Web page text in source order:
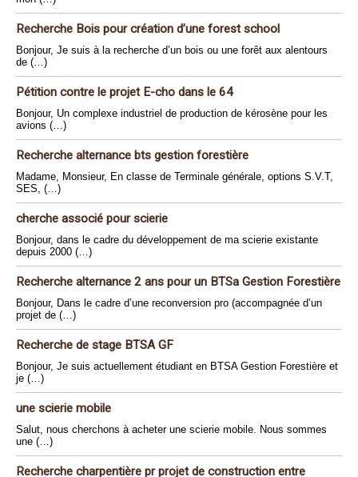
Recherche Bois pour création d’une forest school
Bonjour, Je suis à la recherche d’un bois ou une forêt aux alentours
de (…)
Pétition contre le projet E-cho dans le 64
Bonjour, Un complexe industriel de production de kérosène pour les
avions (…)
Recherche alternance bts gestion forestière
Madame, Monsieur, En classe de Terminale générale, options S.V.T,
SES, (…)
cherche associé pour scierie
Bonjour, dans le cadre du développement de ma scierie existante
depuis 2000 (…)
Recherche alternance 2 ans pour un BTSa Gestion Forestière
Bonjour, Dans le cadre d’une reconversion pro (accompagnée d’un
projet de (…)
Recherche de stage BTSA GF
Bonjour, Je suis actuellement étudiant en BTSA Gestion Forestière et
je (…)
une scierie mobile
Salut, nous cherchons à acheter une scierie mobile. Nous sommes
une (…)
Recherche charpentière pr projet de construction entre